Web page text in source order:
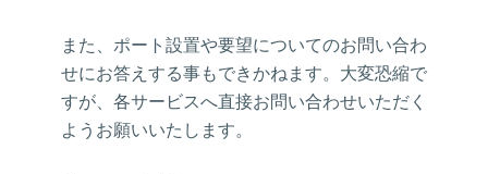
また、ポート設置や要望についてのお問い合わ
せにお答えする事もできかねます。大変恐縮で
すが、各サービスへ直接お問い合わせいただく
ようお願いいたします。